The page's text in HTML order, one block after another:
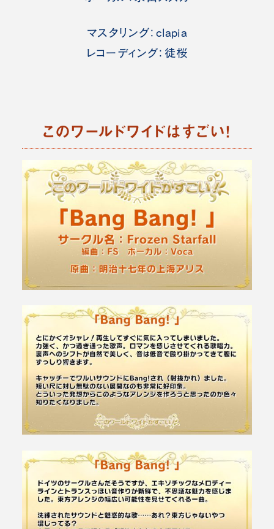
マスタリング：clapia
レコーディング：徒桜
このワールドワイドはすごい！